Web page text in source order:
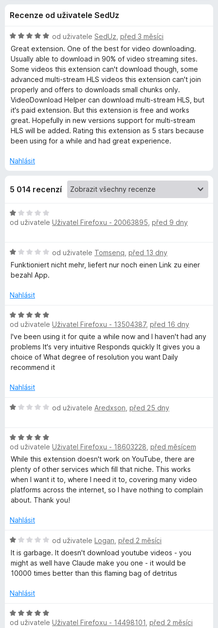
e
F
r
e
f
o
x
d
o
p
l
ň
k
u
V
i
e
o
D
o
w
n
l
o
a
d
e
r
p
r
o
f
,
z
5
Recenze od uživatele SedUz
H
o
d
n
o
c
e
n
:
5
5
od uživatele SedUz před 3 měsíci
Great extension. One of the best for video downloading.
Usually able to download in 90% of video streaming sites.
Some videos this extension can't download though, some
advanced multi-stream HLS videos this extension can't join
properly and offers to downloads small chunks only.
VideoDownload Helper can download multi-stream HLS, but
it's paid extension. But this extension is free and works
great. Hopefully in new versions support for multi-stream
HLS will be added. Rating this extension as 5 stars because
been using for a while and had great experience.
Nahlásit
5 014 recenzí
H
o
o
c
e
í
1
z
5
od uživatele Uživatel Firefoxu - 20063895 před 9 dny
H
o
d
o
e
n
:
1
z
od uživatele Tomsenq před 13 dny
Funktioniert nicht mehr, liefert nur noch einen Link zu einer
bezahl App.
Nahlásit
H
o
d
n
o
c
n
:
5
od uživatele Uživatel Firefoxu - 13504387, před 16 dny
I've been using it for quite a while now and I haven't had any
problems It's very intuitive Responds quickly It gives you a
choice of What degree of resolution you want Daily
recommend it
Nahlásit
H
n
o
c
e
n
:
z
od uživatele Aredxson před 25 dny
H
o
d
n
o
c
e
í
5
z
5
od uživatele Uživatel Firefoxu - 18603228 před měsícem
While this extension doesn't work on YouTube, there are
plenty of other services which fill that niche. This works
when I want it to, where I need it to, covering many video
platforms across the internet, so I have nothing to complain
about. Thank you!
Nahlásit
H
o
d
n
c
n
í
od uživatele Logan před 2 měsíci
It is garbage. It doesn't download youtube videos - you
might as well have Claude make you one - it would be
10000 times better than this flaming bag of detritus
Nahlásit
H
o
od uživatele Uživatel Firefoxu - 14498101 před 2 měsíci